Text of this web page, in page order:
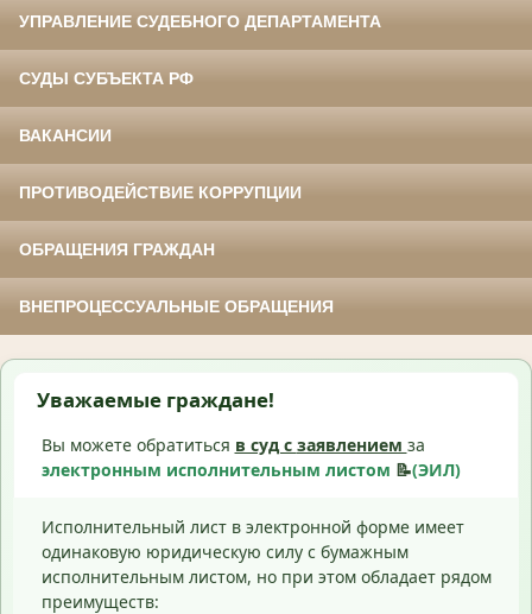
УПРАВЛЕНИЕ СУДЕБНОГО ДЕПАРТАМЕНТА
СУДЫ СУБЪЕКТА РФ
ВАКАНСИИ
ПРОТИВОДЕЙСТВИЕ КОРРУПЦИИ
ОБРАЩЕНИЯ ГРАЖДАН
ВНЕПРОЦЕССУАЛЬНЫЕ ОБРАЩЕНИЯ
Уважаемые граждане!
Вы можете обратиться в суд с заявлением за
электронным исполнительным листом 📝(ЭИЛ)
Исполнительный лист в электронной форме имеет
одинаковую юридическую силу с бумажным
исполнительным листом, но при этом обладает рядом
преимуществ: